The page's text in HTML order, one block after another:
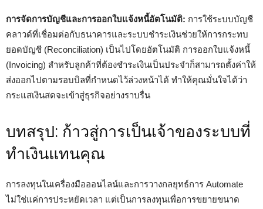
การจัดการบัญชีและการออกใบแจ้งหนี้อัตโนมัติ: การใช้ระบบบัญชี
คลาวด์ที่เชื่อมต่อกับธนาคารและระบบชำระเงินช่วยให้การกระทบ
ยอดบัญชี (Reconciliation) เป็นไปโดยอัตโนมัติ การออกใบแจ้งหนี้
(Invoicing) สำหรับลูกค้าที่ต้องชำระเงินเป็นประจำก็สามารถตั้งค่าให้
ส่งออกไปตามรอบบิลที่กำหนดไว้ล่วงหน้าได้ ทำให้คุณมั่นใจได้ว่า
กระแสเงินสดจะเข้าสู่ธุรกิจอย่างราบรื่น
บทสรุป: ก้าวสู่การเป็นเจ้าของระบบที่
ทำเงินแทนคุณ
การลงทุนในเครื่องมือออนไลน์และการวางกลยุทธ์การ Automate
ไม่ใช่แค่การประหยัดเวลา แต่เป็นการลงทุนเพื่อการขยายขนาด